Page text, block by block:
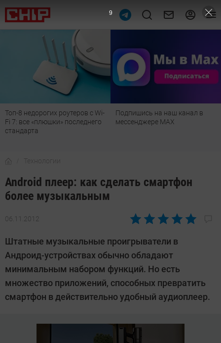
Топ-8 недорогих роутеров с Wi-
Fi 7: все «плюшки» последнего
стандарта
Подпишись на наш канал в
мессенджере МАХ
Технологии
Android плеер: как сделать смартфон
более музыкальным
06.11.2012
Автор:
Штатные музыкальные проигрыватели в
Андроид-устройствах обычно обладают
минимальным набором функций. Но есть
множество приложений, способных превратить
смартфон в действительно удобный аудиоплеер.
8